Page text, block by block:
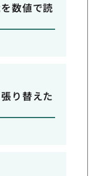
数値で読
り替えた